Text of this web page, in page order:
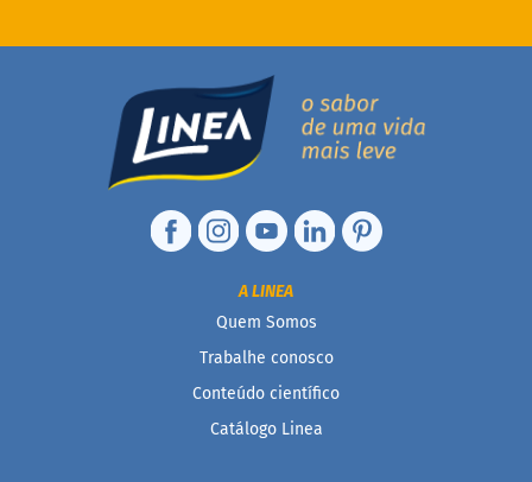
A LINEA
Quem Somos
Trabalhe conosco
Conteúdo científico
Catálogo Linea